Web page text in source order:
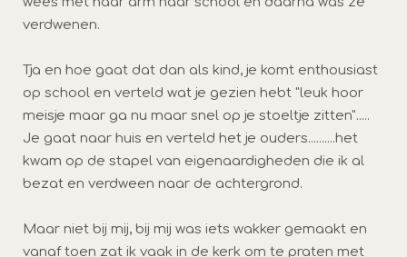
verdwenen.
Tja en hoe gaat dat dan als kind, je komt enthousiast
op school en verteld wat je gezien hebt "leuk hoor
meisje maar ga nu maar snel op je stoeltje zitten".....
Je gaat naar huis en verteld het je ouders..........het
kwam op de stapel van eigenaardigheden die ik al
bezat en verdween naar de achtergrond.
Maar niet bij mij, bij mij was iets wakker gemaakt en
vanaf toen zat ik vaak in de kerk om te praten met